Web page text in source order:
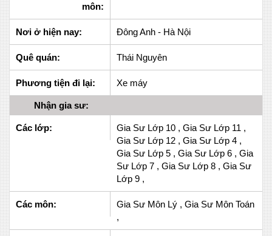
môn:
Nơi ở hiện nay: Đông Anh - Hà Nội
Quê quán: Thái Nguyên
Phương tiện đi lại: Xe máy
Nhận gia sư:
Các lớp:
Gia Sư Lớp 10 , Gia Sư Lớp 11 ,
Gia Sư Lớp 12 , Gia Sư Lớp 4 ,
Gia Sư Lớp 5 , Gia Sư Lớp 6 , Gia
Sư Lớp 7 , Gia Sư Lớp 8 , Gia Sư
Lớp 9 ,
Các môn:
Gia Sư Môn Lý , Gia Sư Môn Toán
,